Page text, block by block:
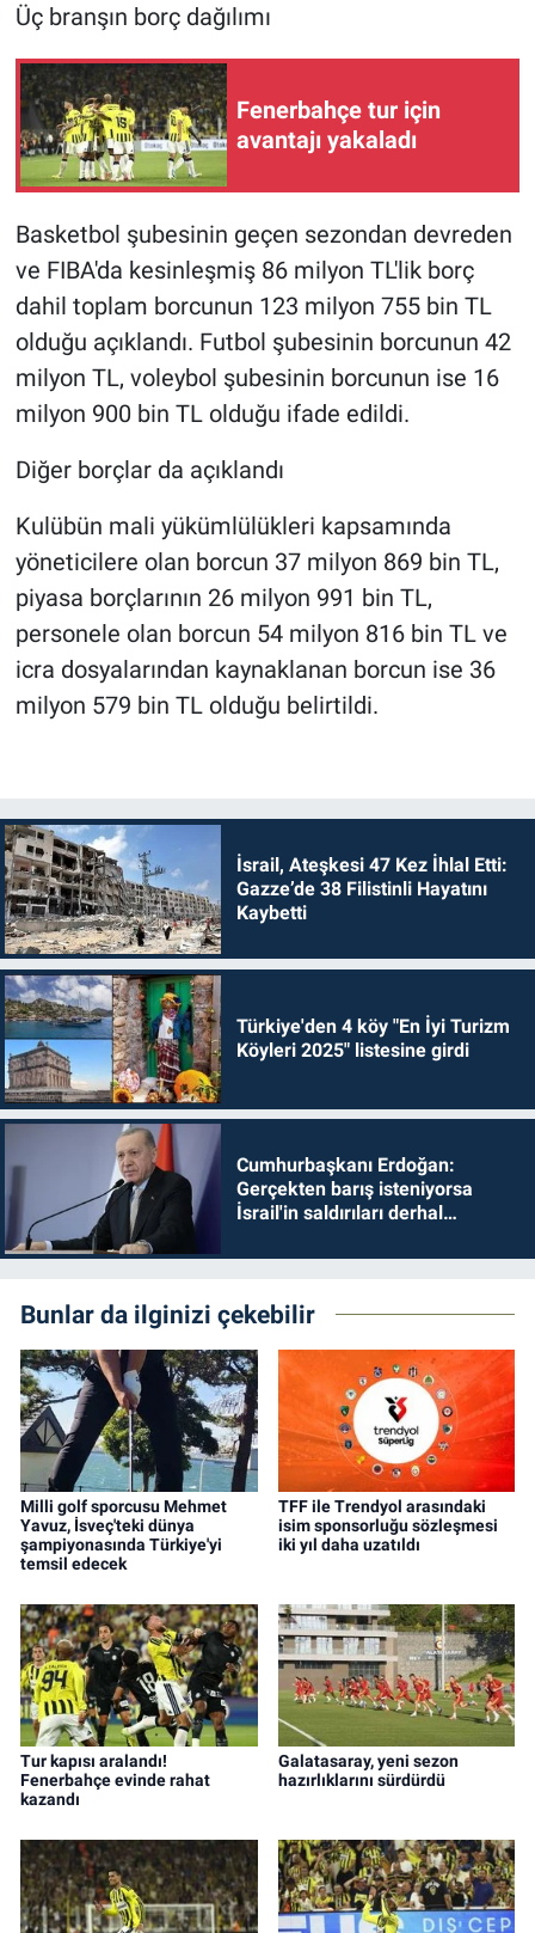
Üç branşın borç dağılımı
Fenerbahçe tur için
avantajı yakaladı
Basketbol şubesinin geçen sezondan devreden
ve FIBA'da kesinleşmiş 86 milyon TL'lik borç
dahil toplam borcunun 123 milyon 755 bin TL
olduğu açıklandı. Futbol şubesinin borcunun 42
milyon TL, voleybol şubesinin borcunun ise 16
milyon 900 bin TL olduğu ifade edildi.
Diğer borçlar da açıklandı
Kulübün mali yükümlülükleri kapsamında
yöneticilere olan borcun 37 milyon 869 bin TL,
piyasa borçlarının 26 milyon 991 bin TL,
personele olan borcun 54 milyon 816 bin TL ve
icra dosyalarından kaynaklanan borcun ise 36
milyon 579 bin TL olduğu belirtildi.
İsrail, Ateşkesi 47 Kez İhlal Etti:
Gazze’de 38 Filistinli Hayatını
Kaybetti
Türkiye'den 4 köy "En İyi Turizm
Köyleri 2025" listesine girdi
Cumhurbaşkanı Erdoğan:
Gerçekten barış isteniyorsa
İsrail'in saldırıları derhal
Bunlar da ilginizi çekebilir
Milli golf sporcusu Mehmet
Yavuz, İsveç'teki dünya
şampiyonasında Türkiye'yi
temsil edecek
TFF ile Trendyol arasındaki
isim sponsorluğu sözleşmesi
iki yıl daha uzatıldı
Tur kapısı aralandı!
Fenerbahçe evinde rahat
kazandı
Galatasaray, yeni sezon
hazırlıklarını sürdürdü